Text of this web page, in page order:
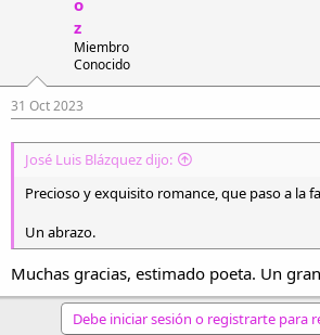
o
z
Miembro
Conocido
31 Oct 2023
José Luis Blázquez dijo:
Precioso y exquisito romance, que paso a la
Un abrazo.
Muchas gracias, estimado poeta. Un
Debe iniciar sesión o registrarte para